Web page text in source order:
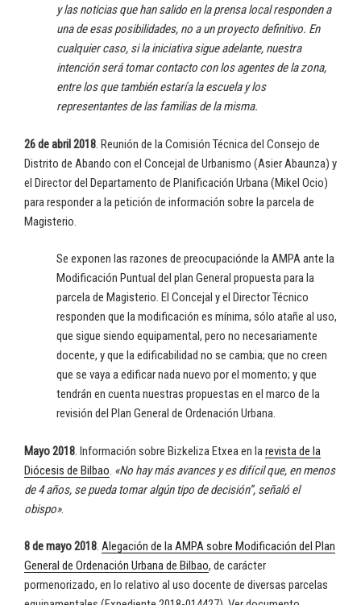
y las noticias que han salido en la prensa local responden a
una de esas posibilidades, no a un proyecto definitivo. En
cualquier caso, si la iniciativa sigue adelante, nuestra
intención será tomar contacto con los agentes de la zona,
entre los que también estaría la escuela y los
representantes de las familias de la misma.
26 de abril 2018. Reunión de la Comisión Técnica del Consejo de
Distrito de Abando con el Concejal de Urbanismo (Asier Abaunza) y
el Director del Departamento de Planificación Urbana (Mikel Ocio)
para responder a la petición de información sobre la parcela de
Magisterio.
Se exponen las razones de preocupaciónde la AMPA ante la
Modificación Puntual del plan General propuesta para la
parcela de Magisterio. El Concejal y el Director Técnico
responden que la modificación es mínima, sólo atañe al uso,
que sigue siendo equipamental, pero no necesariamente
docente, y que la edificabilidad no se cambia; que no creen
que se vaya a edificar nada nuevo por el momento; y que
tendrán en cuenta nuestras propuestas en el marco de la
revisión del Plan General de Ordenación Urbana.
Mayo 2018. Información sobre Bizkeliza Etxea en larevista de la
Diócesis de Bilbao. «No hay más avances y es difícil que, en menos
de 4 años, se pueda tomar algún tipo de decisión”, señaló el
obispo».
8 de mayo 2018. Alegación de la AMPA sobre Modificación del Plan
General de Ordenación Urbana de Bilbao, de carácter
pormenorizado, en lo relativo al uso docente de diversas parcelas